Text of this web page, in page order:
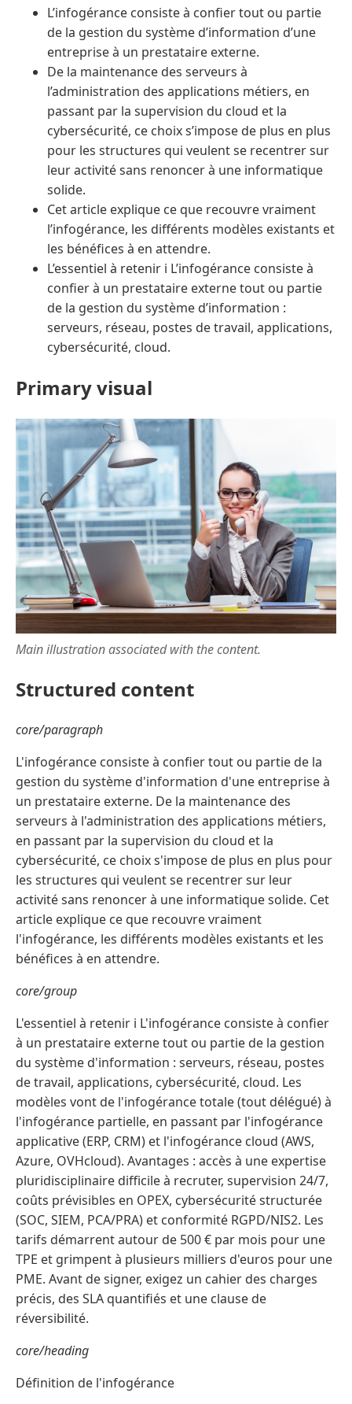
L’infogérance consiste à confier tout ou partie
de la gestion du système d’information d’une
entreprise à un prestataire externe.
De la maintenance des serveurs à
l’administration des applications métiers, en
passant par la supervision du cloud et la
cybersécurité, ce choix s’impose de plus en plus
pour les structures qui veulent se recentrer sur
leur activité sans renoncer à une informatique
solide.
Cet article explique ce que recouvre vraiment
l’infogérance, les différents modèles existants et
les bénéfices à en attendre.
L’essentiel à retenir ℹ️ L’infogérance consiste à
confier à un prestataire externe tout ou partie
de la gestion du système d’information :
serveurs, réseau, postes de travail, applications,
cybersécurité, cloud.
Primary visual
Main illustration associated with the content.
Structured content
core/paragraph
L'infogérance consiste à confier tout ou partie de la
gestion du système d'information d'une entreprise à
un prestataire externe. De la maintenance des
serveurs à l'administration des applications métiers,
en passant par la supervision du cloud et la
cybersécurité, ce choix s'impose de plus en plus pour
les structures qui veulent se recentrer sur leur
activité sans renoncer à une informatique solide. Cet
article explique ce que recouvre vraiment
l'infogérance, les différents modèles existants et les
bénéfices à en attendre.
core/group
L'essentiel à retenir ℹ️ L'infogérance consiste à confier
à un prestataire externe tout ou partie de la gestion
du système d'information : serveurs, réseau, postes
de travail, applications, cybersécurité, cloud. Les
modèles vont de l'infogérance totale (tout délégué) à
l'infogérance partielle, en passant par l'infogérance
applicative (ERP, CRM) et l'infogérance cloud (AWS,
Azure, OVHcloud). Avantages : accès à une expertise
pluridisciplinaire difficile à recruter, supervision 24/7,
coûts prévisibles en OPEX, cybersécurité structurée
(SOC, SIEM, PCA/PRA) et conformité RGPD/NIS2. Les
tarifs démarrent autour de 500 € par mois pour une
TPE et grimpent à plusieurs milliers d'euros pour une
PME. Avant de signer, exigez un cahier des charges
précis, des SLA quantifiés et une clause de
réversibilité.
core/heading
Définition de l'infogérance